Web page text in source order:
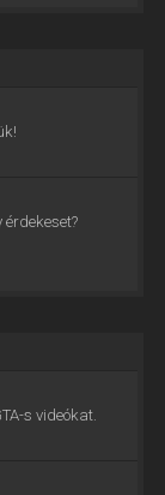
s videókat.